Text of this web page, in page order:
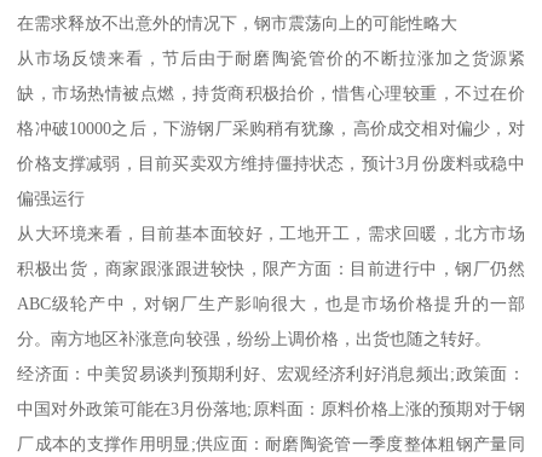
在需求释放不出意外的情况下，钢市震荡向上的可能性略大
从市场反馈来看，节后由于耐磨陶瓷管价的不断拉涨加之货源紧
缺，市场热情被点燃，持货商积极抬价，惜售心理较重，不过在价
格冲破10000之后，下游钢厂采购稍有犹豫，高价成交相对偏少，对
价格支撑减弱，目前买卖双方维持僵持状态，预计3月份废料或稳中
偏强运行
从大环境来看，目前基本面较好，工地开工，需求回暖，北方市场
积极出货，商家跟涨跟进较快，限产方面：目前进行中，钢厂仍然
ABC级轮产中，对钢厂生产影响很大，也是市场价格提升的一部
分。南方地区补涨意向较强，纷纷上调价格，出货也随之转好。
经济面：中美贸易谈判预期利好、宏观经济利好消息频出;政策面：
中国对外政策可能在3月份落地;原料面：原料价格上涨的预期对于钢
厂成本的支撑作用明显;供应面：耐磨陶瓷管一季度整体粗钢产量同